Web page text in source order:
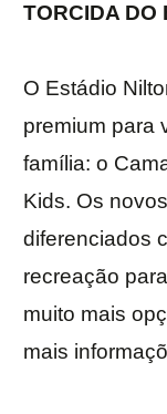
TORCIDA DO
O Estádio
premium para
família: o
Kids. Os
diferenciados
recreação
muito mais
mais